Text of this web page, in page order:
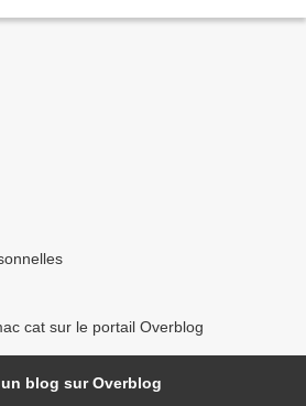
cat sur le portail Overblog
un blog sur Overblog